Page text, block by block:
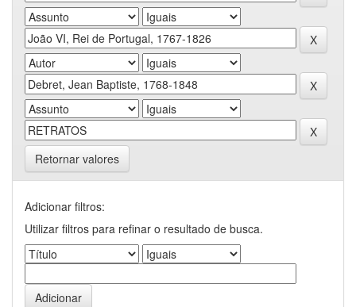
Retornar valores
Adicionar filtros:
Utilizar filtros para refinar o resultado de busca.